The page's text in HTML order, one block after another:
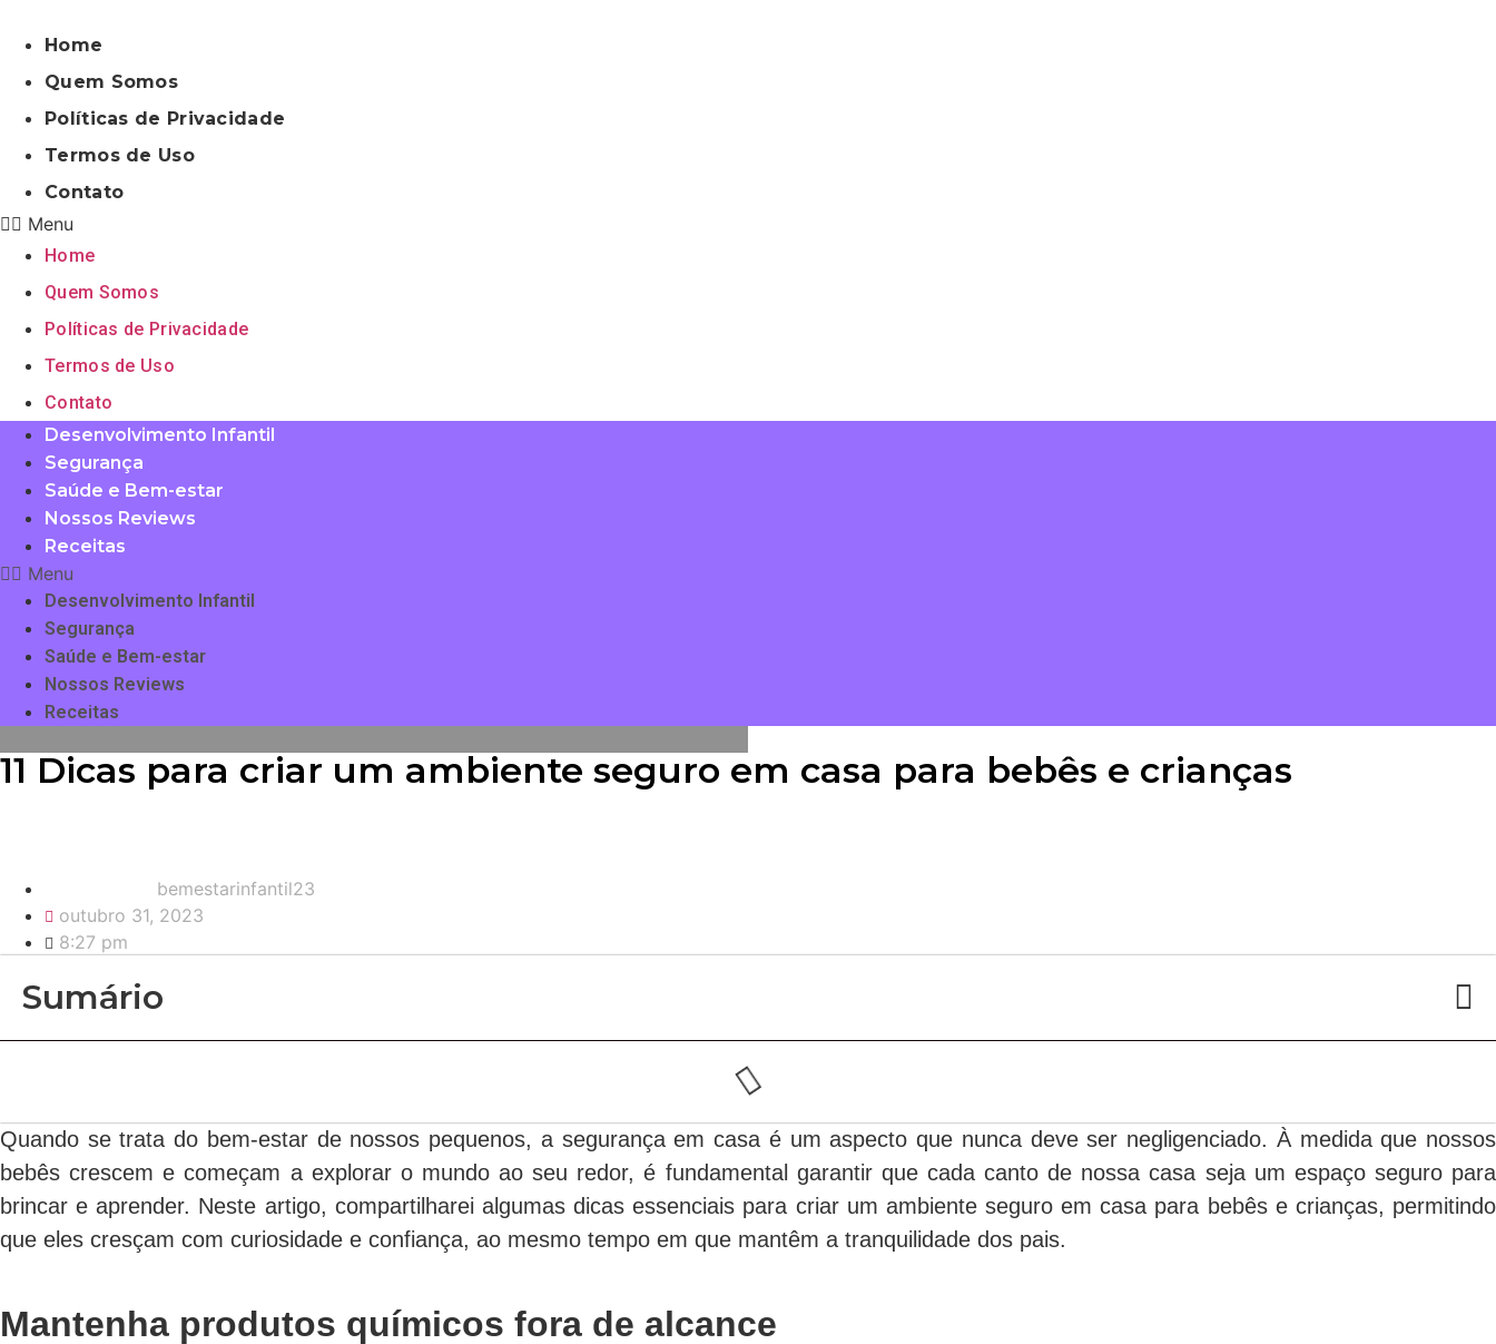
para
conteúdo
Home
Quem Somos
Políticas de Privacidade
Termos de Uso
Contato
Menu
Home
Quem Somos
Políticas de Privacidade
Termos de Uso
Contato
Desenvolvimento Infantil
Segurança
Saúde e Bem-estar
Nossos Reviews
Receitas
Menu
Desenvolvimento Infantil
Segurança
Saúde e Bem-estar
Nossos Reviews
Receitas
11 Dicas para criar um ambiente seguro em casa para bebês e crianças
bemestarinfantil23
outubro 31, 2023
8:27 pm
Sumário
Quando se trata do bem-estar de nossos pequenos, a segurança em casa é um aspecto que nunca deve ser negligenciado. À medida que nossos
bebês crescem e começam a explorar o mundo ao seu redor, é fundamental garantir que cada canto de nossa casa seja um espaço seguro para
brincar e aprender. Neste artigo, compartilharei algumas dicas essenciais para criar um ambiente seguro em casa para bebês e crianças, permitindo
que eles cresçam com curiosidade e confiança, ao mesmo tempo em que mantêm a tranquilidade dos pais.
Mantenha produtos químicos fora de alcance